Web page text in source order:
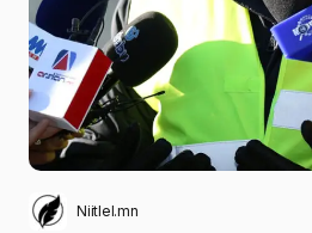
Niitlel.mn